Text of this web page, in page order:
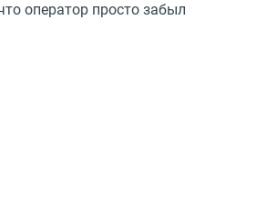
оператор просто забыл